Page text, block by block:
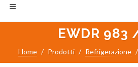
EWDR 983
Home Prodotti Refrigerazione